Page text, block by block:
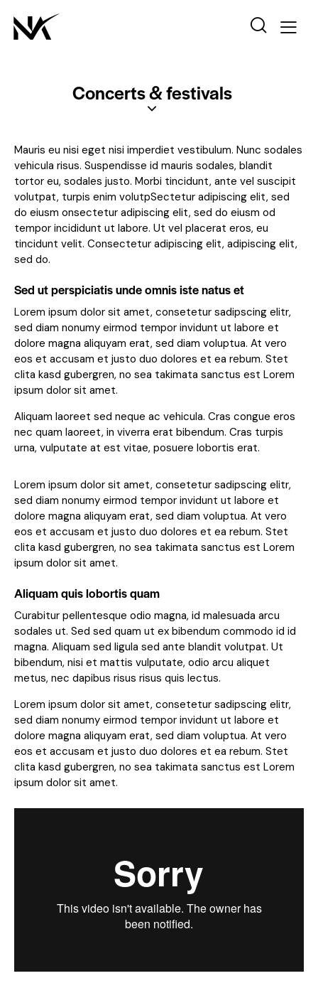
Concerts & festivals
Mauris eu nisi eget nisi imperdiet vestibulum. Nunc sodales
vehicula risus. Suspendisse id mauris sodales, blandit
tortor eu, sodales justo. Morbi tincidunt, ante vel suscipit
volutpat, turpis enim volutpSectetur adipiscing elit, sed
do eiusm onsectetur adipiscing elit, sed do eiusm od
tempor incididunt ut labore. Ut vel placerat eros, eu
tincidunt velit. Consectetur adipiscing elit, adipiscing elit,
sed do.
Sed ut perspiciatis unde omnis iste natus et
Lorem ipsum dolor sit amet, consetetur sadipscing elitr,
sed diam nonumy eirmod tempor invidunt ut labore et
dolore magna aliquyam erat, sed diam voluptua. At vero
eos et accusam et justo duo dolores et ea rebum. Stet
clita kasd gubergren, no sea takimata sanctus est Lorem
ipsum dolor sit amet.
Aliquam laoreet sed neque ac vehicula. Cras congue eros
nec quam laoreet, in viverra erat bibendum. Cras turpis
urna, vulputate at est vitae, posuere lobortis erat.
Lorem ipsum dolor sit amet, consetetur sadipscing elitr,
sed diam nonumy eirmod tempor invidunt ut labore et
dolore magna aliquyam erat, sed diam voluptua. At vero
eos et accusam et justo duo dolores et ea rebum. Stet
clita kasd gubergren, no sea takimata sanctus est Lorem
ipsum dolor sit amet.
Aliquam quis lobortis quam
Curabitur pellentesque odio magna, id malesuada arcu
sodales ut. Sed sed quam ut ex bibendum commodo id id
magna. Aliquam sed ligula sed ante blandit volutpat. Ut
bibendum, nisi et mattis vulputate, odio arcu aliquet
metus, nec dapibus risus risus quis lectus.
Lorem ipsum dolor sit amet, consetetur sadipscing elitr,
sed diam nonumy eirmod tempor invidunt ut labore et
dolore magna aliquyam erat, sed diam voluptua. At vero
eos et accusam et justo duo dolores et ea rebum. Stet
clita kasd gubergren, no sea takimata sanctus est Lorem
ipsum dolor sit amet.